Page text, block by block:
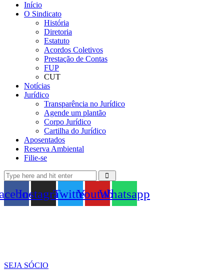
Início
O Sindicato
História
Diretoria
Estatuto
Acordos Coletivos
Prestação de Contas
FUP
CUT
Notícias
Jurídico
Transparência no Jurídico
Agende um plantão
Corpo Jurídico
Cartilha do Jurídico
Aposentados
Reserva Ambiental
Filie-se
InstagramTwitterYoutubeWhatsapp
SEJA SÓCIO